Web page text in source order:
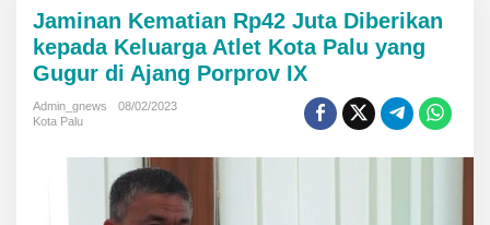
Rp42
Juta
Diberikan
Keluarga
Atlet
Palu
Jaminan Kematian Rp42 Juta Diberikan
kepada Keluarga Atlet Kota Palu yang
Gugur di Ajang Porprov IX
Admin_gnews
08/02/2023
Kota Palu